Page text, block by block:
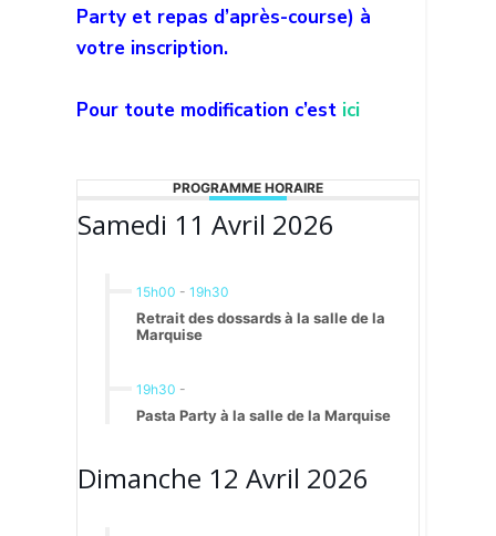
Party et repas d’après-course) à
votre inscription.
Pour toute modification c’est ici
PROGRAMME HORAIRE
Samedi 11 Avril 2026
15h00 - 19h30
Retrait des dossards à la salle de la
Marquise
19h30 -
Pasta Party à la salle de la Marquise
Dimanche 12 Avril 2026